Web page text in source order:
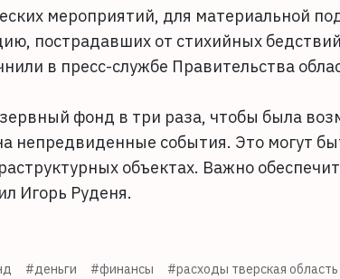
мероприятий, для материальной
пострадавших от стихийных
в пресс-службе Правительства
фонд в три раза, чтобы была
непредвиденные события. Это могут
объектах. Важно
Игорь Руденя.
#деньги #финансы #расходы тверская область